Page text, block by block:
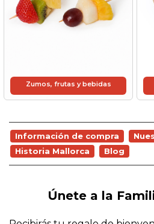
Zumos, frutas y bebidas
Información de compra
Historia Mallorca
Blog
Únete a la